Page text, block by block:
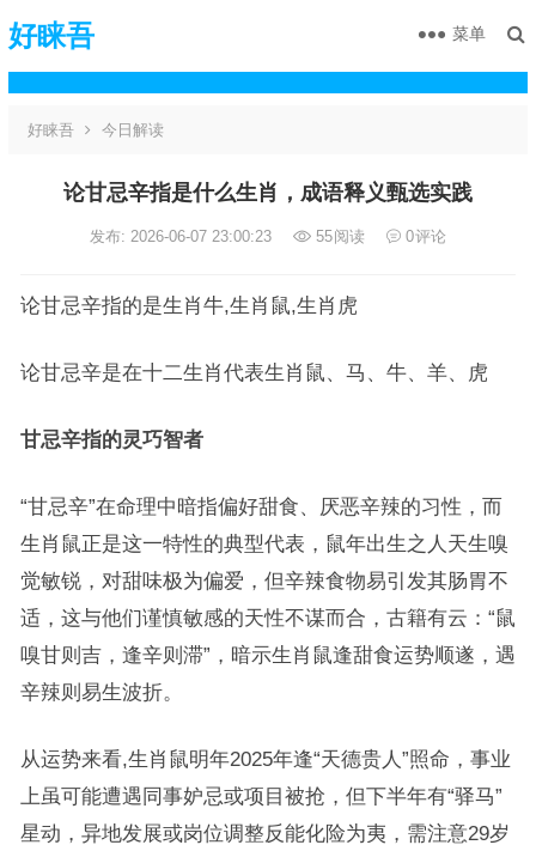
好睐吾 菜单
好睐吾 今日解读
论甘忌辛指是什么生肖，成语释义甄选实践
发布: 2026-06-07 23:00:23 55阅读 0评论
论甘忌辛指的是生肖牛,生肖鼠,生肖虎
论甘忌辛是在十二生肖代表生肖鼠、马、牛、羊、虎
甘忌辛指的灵巧智者
“甘忌辛”在命理中暗指偏好甜食、厌恶辛辣的习性，而
生肖鼠正是这一特性的典型代表，鼠年出生之人天生嗅
觉敏锐，对甜味极为偏爱，但辛辣食物易引发其肠胃不
适，这与他们谨慎敏感的天性不谋而合，古籍有云：“鼠
嗅甘则吉，逢辛则滞”，暗示生肖鼠逢甜食运势顺遂，遇
辛辣则易生波折。
从运势来看,生肖鼠明年2025年逢“天德贵人”照命，事业
上虽可能遭遇同事妒忌或项目被抢，但下半年有“驿马”
星动，异地发展或岗位调整反能化险为夷，需注意29岁